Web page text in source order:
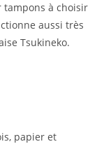
tampons à choisir
aussi très
Tsukineko.
papier et